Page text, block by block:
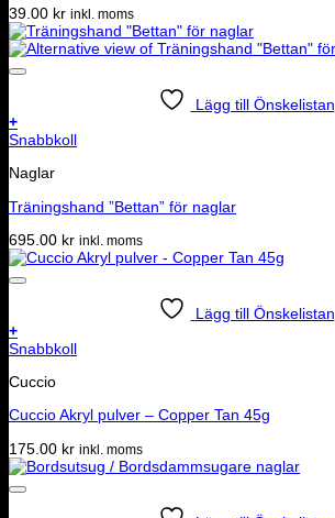
39.00 kr inkl. moms
Lägg till Önskelistan
+
Snabbkoll
Naglar
Träningshand ”Bettan” för naglar
695.00 kr inkl. moms
Lägg till Önskelistan
+
Snabbkoll
Cuccio
Cuccio Akryl pulver – Copper Tan 45g
175.00 kr inkl. moms